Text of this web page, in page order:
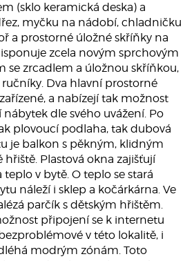
(sklo keramická deska) a
myčku na nádobí, chladničku
a prostorné úložné skříňky na
zcela novým sprchovým
se zrcadlem a úložnou skříňkou,
Dva hlavní prostorné
a nabízejí tak možnost
dle svého uvážení. Po
plovoucí podlaha, tak dubová
je balkon s pěkným, klidným
Plastová okna zajišťují
v bytě. O teplo se stará
náleží i sklep a kočárkárna. Ve
parčík s dětským hřištěm.
připojení se k internetu
v této lokalitě, i
modrým zónám. Toto